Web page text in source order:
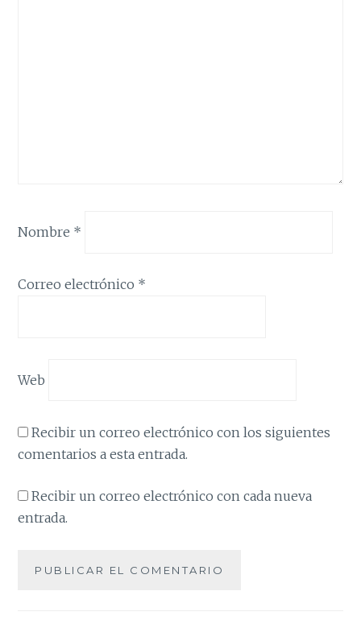
Nombre *
Correo electrónico *
Web
Recibir un correo electrónico con los siguientes
comentarios a esta entrada.
Recibir un correo electrónico con cada nueva
entrada.